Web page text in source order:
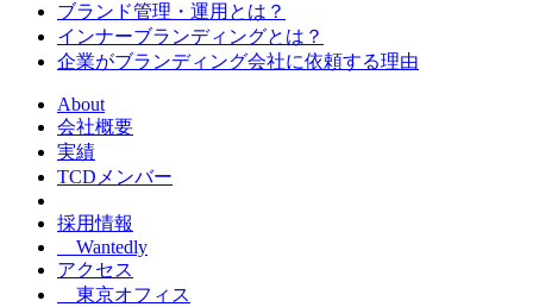
ブランド管理・運用とは？
インナーブランディングとは？
企業がブランディング会社に依頼する理由
About
会社概要
実績
TCDメンバー
採用情報
Wantedly
アクセス
東京オフィス